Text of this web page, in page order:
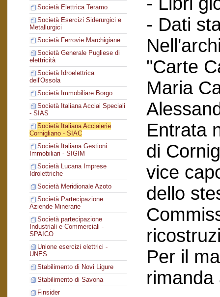
Società Elettrica Teramo
Società Esercizi Siderurgici e
Metallurgici
Società Ferrovie Marchigiane
Società Generale Pugliese di
elettricità
Società Idroelettrica
dell'Ossola
Società Immobiliare Borgo
Società Italiana Acciai Speciali
- SIAS
Società Italiana Acciaierie
Cornigliano - SIAC
Società Italiana Gestioni
Immobiliari - SIGIM
Società Lucana Imprese
Idrolettriche
Società Meridionale Azoto
Società Partecipazione
Aziende Minerarie
Società partecipazione
Industriali e Commerciali -
SPAICO
Unione esercizi elettrici -
UNES
Stabilimento di Novi Ligure
Stabilimento di Savona
Finsider
- Dati
"Carte
Maria
Entrata
di
vice
dello
Per il
rimanda